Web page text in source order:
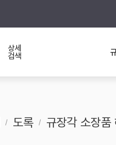
교과 연동 자료
상세
검색
도록 규장각 소장품